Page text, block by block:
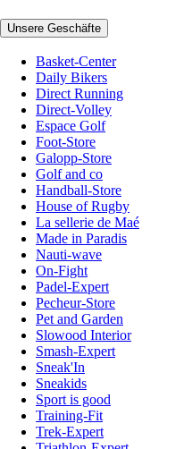
Unsere Geschäfte
Basket-Center
Daily Bikers
Direct Running
Direct-Volley
Espace Golf
Foot-Store
Galopp-Store
Golf and co
Handball-Store
House of Rugby
La sellerie de Maé
Made in Paradis
Nauti-wave
On-Fight
Padel-Expert
Pecheur-Store
Pet and Garden
Slowood Interior
Smash-Expert
Sneak'In
Sneakids
Sport is good
Training-Fit
Trek-Expert